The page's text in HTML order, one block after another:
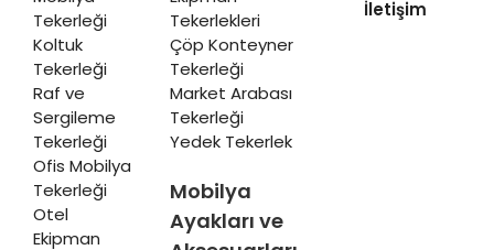
Tekerleği
Koltuk
Tekerleği
Raf ve
Sergileme
Tekerleği
Ofis Mobilya
Tekerleği
Otel
Ekipman
Tekerlekleri
Çöp Konteyner
Tekerleği
Market Arabası
Tekerleği
Yedek Tekerlek
Mobilya
Ayakları ve
İletişim